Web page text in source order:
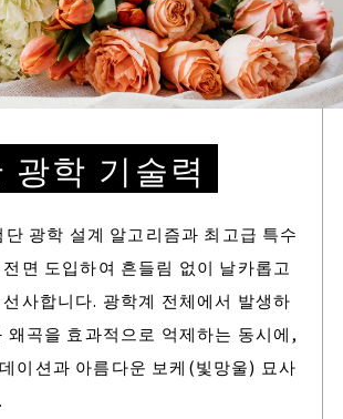
광학 기술력
광학 설계 알고리즘과 최고급 특수
면 도입하여 흔들림 없이 날카롭고
사합니다. 광학계 전체에서 발생하
왜곡을 효과적으로 억제하는 동시에,
이션과 아름다운 보케(빛망울) 묘사